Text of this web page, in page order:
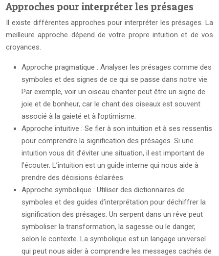
Approches pour interpréter les présages
Il existe différentes approches pour interpréter les présages. La
meilleure approche dépend de votre propre intuition et de vos
croyances.
Approche pragmatique : Analyser les présages comme des
symboles et des signes de ce qui se passe dans notre vie.
Par exemple, voir un oiseau chanter peut être un signe de
joie et de bonheur, car le chant des oiseaux est souvent
associé à la gaieté et à l’optimisme.
Approche intuitive : Se fier à son intuition et à ses ressentis
pour comprendre la signification des présages. Si une
intuition vous dit d’éviter une situation, il est important de
l’écouter. L’intuition est un guide interne qui nous aide à
prendre des décisions éclairées.
Approche symbolique : Utiliser des dictionnaires de
symboles et des guides d’interprétation pour déchiffrer la
signification des présages. Un serpent dans un rêve peut
symboliser la transformation, la sagesse ou le danger,
selon le contexte. La symbolique est un langage universel
qui peut nous aider à comprendre les messages cachés de